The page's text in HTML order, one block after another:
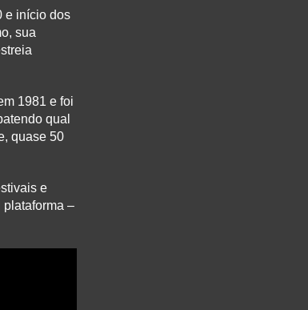
e início dos
sua
1981 e foi
qual
quase 50
e
–